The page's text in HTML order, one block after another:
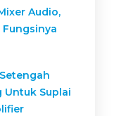
Audio,
Untuk Suplai